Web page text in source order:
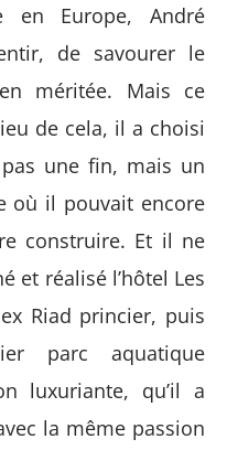
en Europe, André
de savourer le
méritée. Mais ce
de cela, il a choisi
une fin, mais un
où il pouvait encore
construire. Et il ne
et réalisé l’hôtel Les
Riad princier, puis
parc aquatique
luxuriante, qu’il a
la même passion